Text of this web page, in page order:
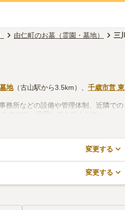
由仁町のお墓（霊園・墓地） 三
地（古山駅から3.5km）、 千歳市営 東
務所などの設備や管理体制、近隣での
すので、活用してみてください。
変更する
変更する